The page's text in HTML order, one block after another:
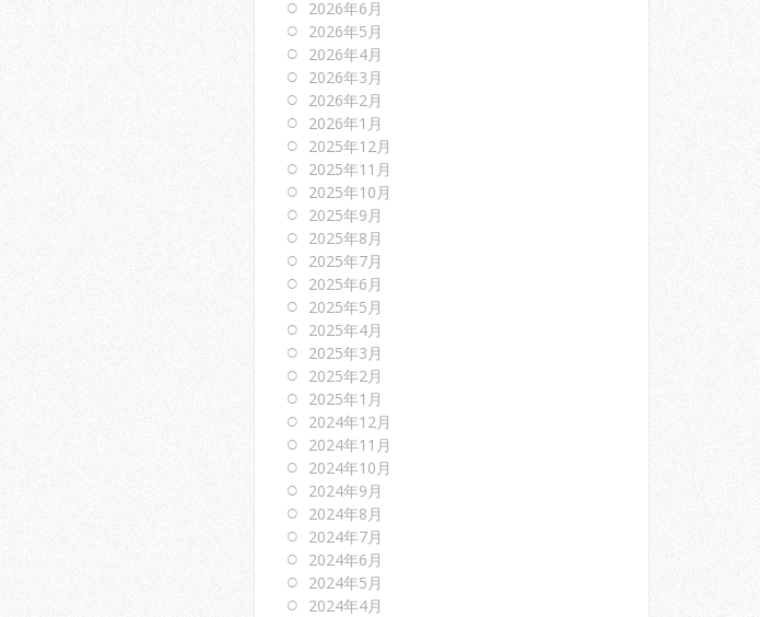
2026年6月
2026年5月
2026年4月
2026年3月
2026年2月
2026年1月
2025年12月
2025年11月
2025年10月
2025年9月
2025年8月
2025年7月
2025年6月
2025年5月
2025年4月
2025年3月
2025年2月
2025年1月
2024年12月
2024年11月
2024年10月
2024年9月
2024年8月
2024年7月
2024年6月
2024年5月
2024年4月